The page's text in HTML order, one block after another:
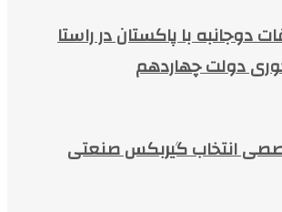
دوجانبه با پاکستان در راستا
دولت چهاردهم
انتخاب گیربکس صنعتی